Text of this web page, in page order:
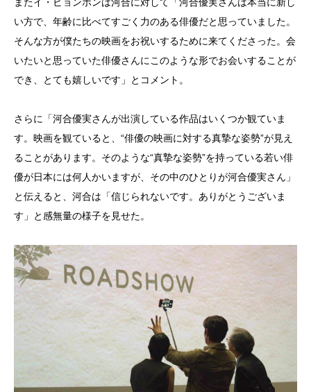
い方で、年齢に比べてすごく力のある俳優だと思っていました。
そんな方が僕たちの映画をお祝いするために来てくださった。会
いたいと思っていた俳優さんにこのような形でお会いすることが
でき、とても嬉しいです」とコメント。
さらに「河合優実さんが出演している作品はいくつか観ていま
す。映画を観ていると、“俳優の映画に対する真摯な姿勢”が見え
ることがあります。そのような“真摯な姿勢”を持っている若い俳
優が日本には何人かいますが、その中のひとりが河合優実さん」
と伝えると、河合は「信じられないです。ありがとうございま
す」と感無量の様子を見せた。